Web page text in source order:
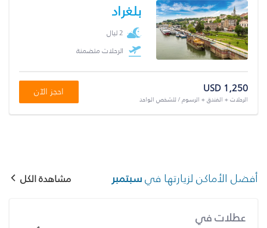
بلغراد
2 ليال
الرحلات متضمنة
USD 1,250
الرحلات + الفندق + الرسوم / للشخص الواحد
احجز الآن
أفضل الأماكن لزيارتها فيسبتمبر مشاهدة الكل
عطلات في